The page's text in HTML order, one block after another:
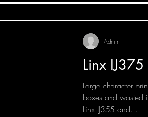
Linx IJ375
Large character
boxes and wasted
Linx IJ355 and...
Admin